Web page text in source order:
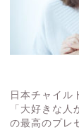
日本チャイル
「大好きな
の最高のプレ